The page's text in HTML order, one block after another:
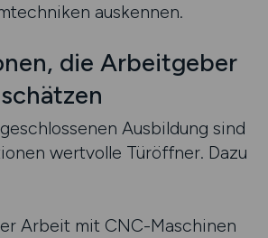
auskennen.
die Arbeitgeber
Ausbildung sind
wertvolle Türöffner. Dazu
Arbeit mit CNC-Maschinen